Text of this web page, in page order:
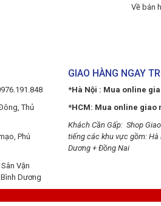
Về bán
Thủ
Phú
Vận
Dương
GIAO HÀNG NGAY
*Hà Nội : Mua online
*HCM: Mua online giao
Khách Cần Gấp: Shop
tiếng các khu vực gồm: Hà
Dương + Đồng Nai